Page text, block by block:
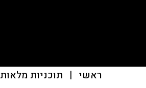
ראשי | תוכניות מלאות